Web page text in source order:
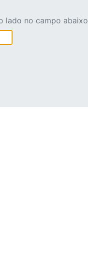
lado no campo abaixo